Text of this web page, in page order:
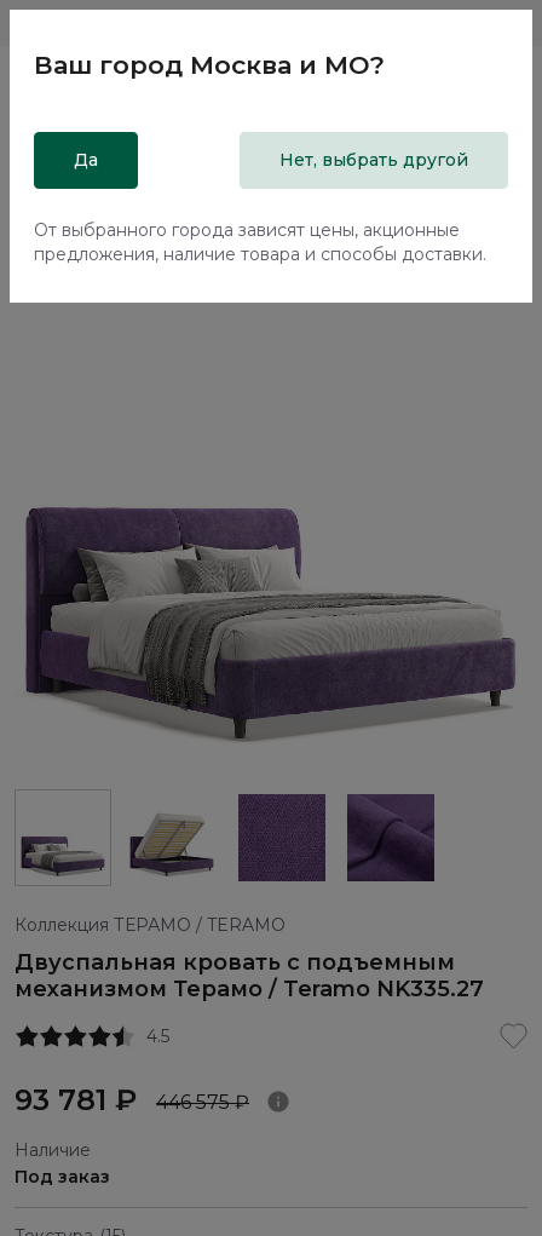
Главная
Кровати
Двуспальная кровать с подъемным механизмом Терамо /
Коллекция ТЕРАМО / TERAMO
Двуспальная кровать с подъемным
механизмом Терамо / Teramo NK335.27
4.5
93 781 ₽ 446 575 ₽
Наличие
Под заказ
Ваш город Москва и МО?
Да Нет, выбрать другой
От выбранного города зависят цены, акционные
предложения, наличие товара и способы доставки.